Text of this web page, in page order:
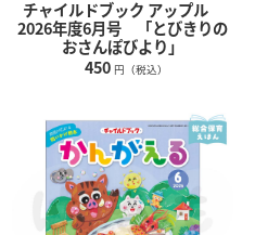
チャイルドブック アップル
2026年度6月号 「とびきりの
おさんぽびより」
450 円（税込）